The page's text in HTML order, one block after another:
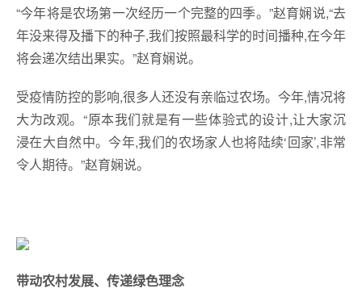
“今年将是农场第一次经历一个完整的四季。”赵育娴说,“去
年没来得及播下的种子,我们按照最科学的时间播种,在今年
将会递次结出果实。”赵育娴说。
受疫情防控的影响,很多人还没有亲临过农场。今年,情况将
大为改观。“原本我们就是有一些体验式的设计,让大家沉
浸在大自然中。今年,我们的农场家人也将陆续‘回家’,非常
令人期待。”赵育娴说。
带动农村发展、传递绿色理念